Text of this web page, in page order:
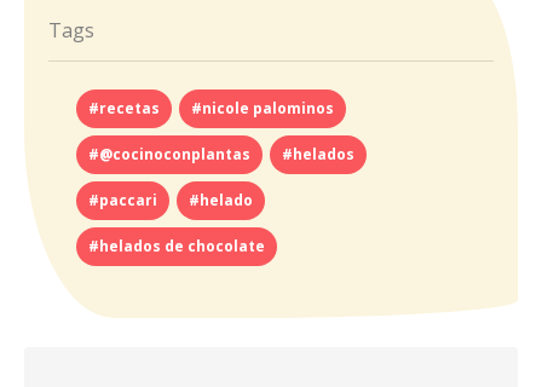
Tags
#recetas #nicole palominos
#@cocinoconplantas #helados
#paccari #helado
#helados de chocolate